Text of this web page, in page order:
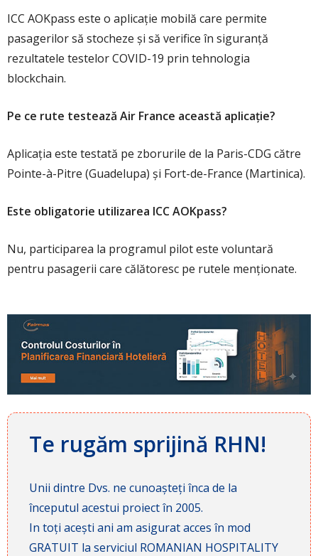
ICC AOKpass este o aplicație mobilă care permite
pasagerilor să stocheze și să verifice în siguranță
rezultatele testelor COVID-19 prin tehnologia
blockchain.
Pe ce rute testează Air France această aplicație?
Aplicația este testată pe zborurile de la Paris-CDG către
Pointe-à-Pitre (Guadelupa) și Fort-de-France (Martinica).
Este obligatorie utilizarea ICC AOKpass?
Nu, participarea la programul pilot este voluntară
pentru pasagerii care călătoresc pe rutele menționate.
Te rugăm sprijină RHN!
Unii dintre Dvs. ne cunoașteți înca de la
începutul acestui proiect în 2005.
In toți acești ani am asigurat acces în mod
GRATUIT la serviciul ROMANIAN HOSPITALITY